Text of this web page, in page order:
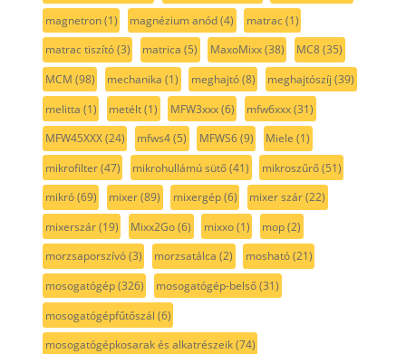
magnetron(1) magnézium anód(4) matrac(1)
matrac tiszító(3) matrica (5) MaxoMixx(38) MC8(35)
MCM (98) mechanika (1) meghajtó(8) meghajtószíj (39)
melitta (1) metélt(1) MFW3xxx(6) mfw6xxx(31)
MFW45XXX(24) mfws4(5) MFWS6(9) Miele (1)
mikrofilter(47) mikrohullámú sütő(41) mikroszűrő(51)
mikró(69) mixer(89) mixergép(6) mixer szár(22)
mixerszár(19) Mixx2Go(6) mixxo(1) mop(2)
morzsaporszívó(3) morzsatálca (2) mosható(21)
mosogatógép(326) mosogatógép-belső(31)
mosogatógépfűtőszál (6)
mosogatógépkosarak és alkatrészeik(74)